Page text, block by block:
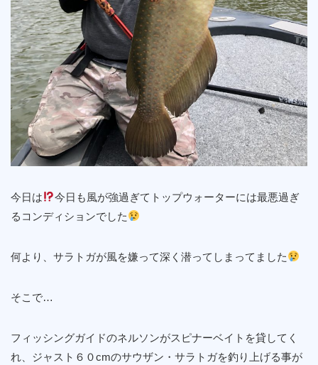
今日は
今日も風が強過ぎてトップウォーターには最悪過ぎ
るコンディションでした
何より、サラトガが風を嫌って深く潜ってしまってました
そこで…
フィッシングガイドのネルソンがスピナーベイトを貸してく
れ、ジャスト６０cmのサウザン・サラトガを釣り上げる事が